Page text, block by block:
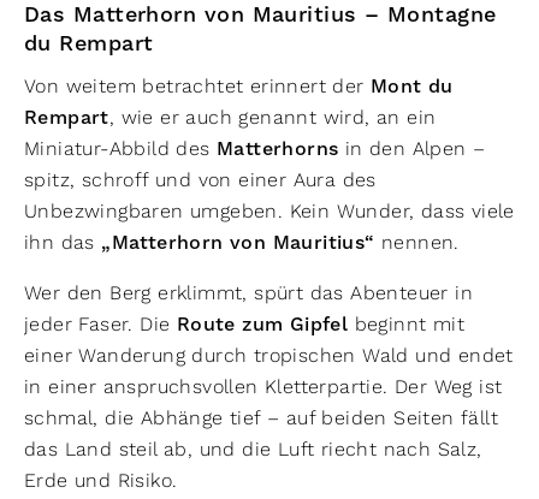
Das Matterhorn von Mauritius – Montagne
du Rempart
Von weitem betrachtet erinnert der Mont du
Rempart, wie er auch genannt wird, an ein
Miniatur-Abbild des Matterhorns in den Alpen –
spitz, schroff und von einer Aura des
Unbezwingbaren umgeben. Kein Wunder, dass viele
ihn das „Matterhorn von Mauritius“ nennen.
Wer den Berg erklimmt, spürt das Abenteuer in
jeder Faser. Die Route zum Gipfel beginnt mit
einer Wanderung durch tropischen Wald und endet
in einer anspruchsvollen Kletterpartie. Der Weg ist
schmal, die Abhänge tief – auf beiden Seiten fällt
das Land steil ab, und die Luft riecht nach Salz,
Erde und Risiko.